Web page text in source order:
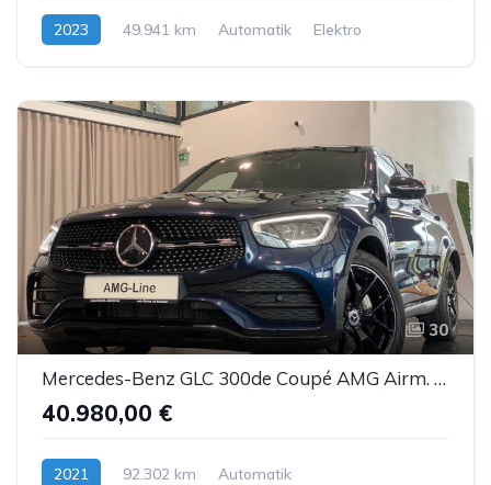
2023 49.941 km Automatik Elektro
30
Mercedes-Benz GLC 300de Coupé AMG Airm. Burm. Sbel HUD DTR AHK
40.980,00 €
2021 92.302 km
Automatik